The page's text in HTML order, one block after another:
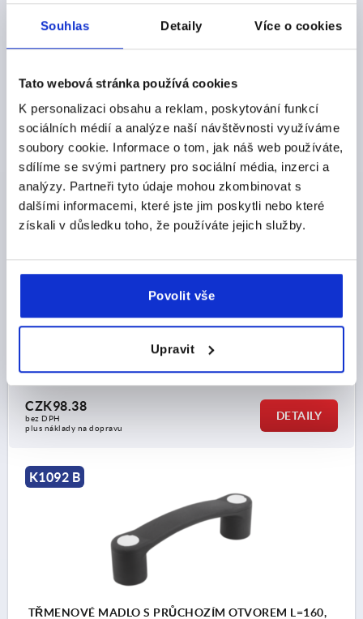
Souhlas Detaily Více o cookies
Tato webová stránka používá cookies
K personalizaci obsahu a reklam, poskytování funkcí
sociálních médií a analýze naší návštěvnosti využíváme
soubory cookie. Informace o tom, jak náš web používáte,
sdílíme se svými partnery pro sociální média, inzerci a
analýzy. Partneři tyto údaje mohou zkombinovat s
dalšími informacemi, které jste jim poskytli nebo které
získali v důsledku toho, že používáte jejich služby.
Povolit vše
Upravit
CZK98.38
plus náklady na dopravu
TŘMENOVÉ MADLO S PRŮCHOZÍM OTVOREM L=148,
NOSNÁ SÍLA N =2900
PROVEDENÍ 1=S PRŮCHOZÍM OTVOREM
PROVEDENÍ=B
CZK98.38
bez DPH
plus náklady na dopravu
DETAILY
K1092 B
TŘMENOVÉ MADLO S PRŮCHOZÍM OTVOREM L=160,